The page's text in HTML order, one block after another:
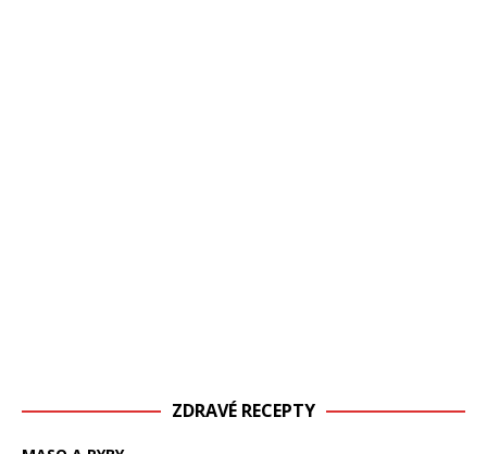
ZDRAVÉ RECEPTY